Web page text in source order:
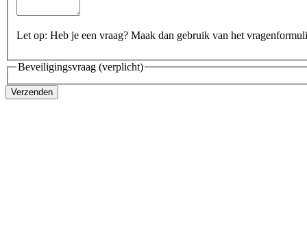
Let op: Heb je een vraag? Maak dan gebruik van het
Beveiligingsvraag (verplicht)
Verzenden